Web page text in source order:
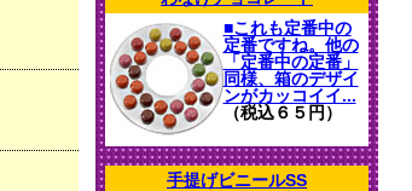
■これも定番中の
定番ですね。他の
「定番中の定番」
同様、箱のデザイ
ンがカッコイイ...
（税込６５円）
手提げビニールSS